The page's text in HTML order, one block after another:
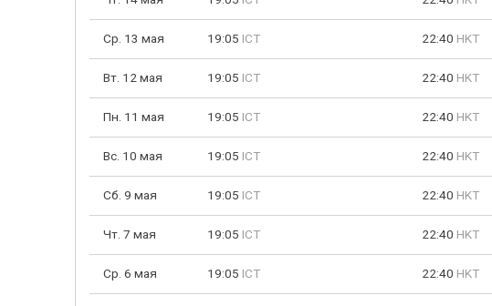
Ср. 13 мая 19:05 ICT 22:40 HKT
Вт. 12 мая 19:05 ICT 22:40 HKT
Пн. 11 мая 19:05 ICT 22:40 HKT
Вс. 10 мая 19:05 ICT 22:40 HKT
Сб. 9 мая 19:05 ICT 22:40 HKT
Чт. 7 мая 19:05 ICT 22:40 HKT
Ср. 6 мая 19:05 ICT 22:40 HKT